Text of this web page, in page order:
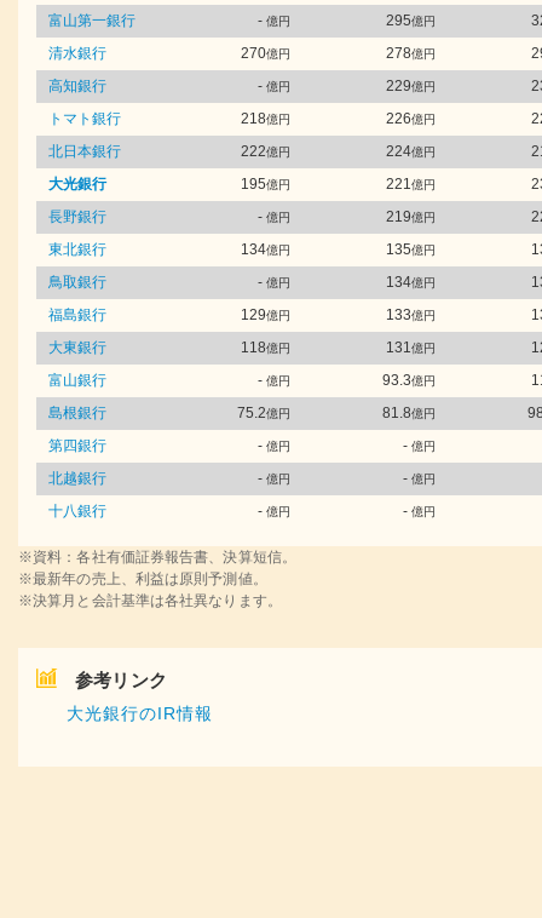
富山第一銀行 - 億円 295億円
清水銀行
270億円 278億円
高知銀行
- 億円 229億円
トマト銀行
218億円 226億円
北日本銀行
222億円 224億円
大光銀行
195億円 221億円
長野銀行
- 億円 219億円
東北銀行
134億円 135億円
鳥取銀行
- 億円 134億円
福島銀行
129億円 133億円
大東銀行
118億円 131億円
富山銀行
- 億円 93.3億円
島根銀行
75.2億円 81.8億円
第四銀行
- 億円 - 億円
北越銀行 - 億円 - 億円
十八銀行 - 億円 - 億円
※資料：各社有価証券報告書、決算短信。
※最新年の売上、利益は原則予測値。
※決算月と会計基準は各社異なります。
参考リンク
大光銀行のIR情報